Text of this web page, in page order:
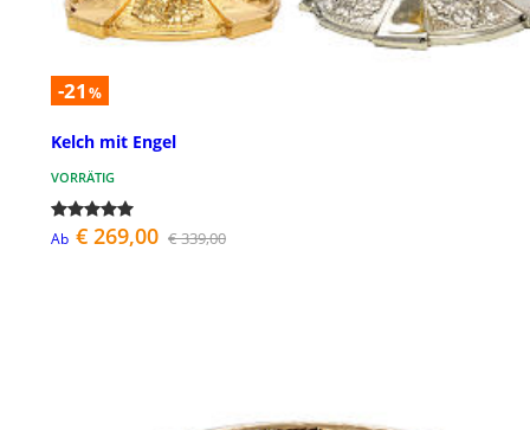
-21 %
Kelch mit Engel
VORRÄTIG
Ab € 269,00 € 339,00